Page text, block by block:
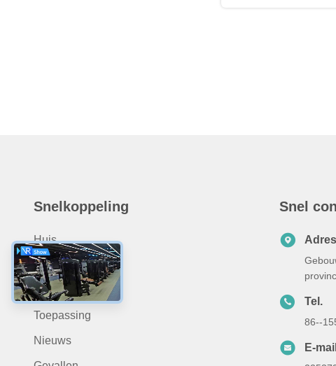
Snelkoppeling
Huis
Over Ons
Producten
Toepassing
Nieuws
Snel
Adres
Tel.
86--
E-mail